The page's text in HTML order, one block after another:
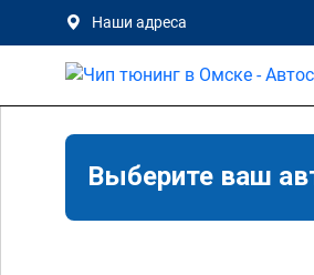
Наши адреса
Выберите ваш